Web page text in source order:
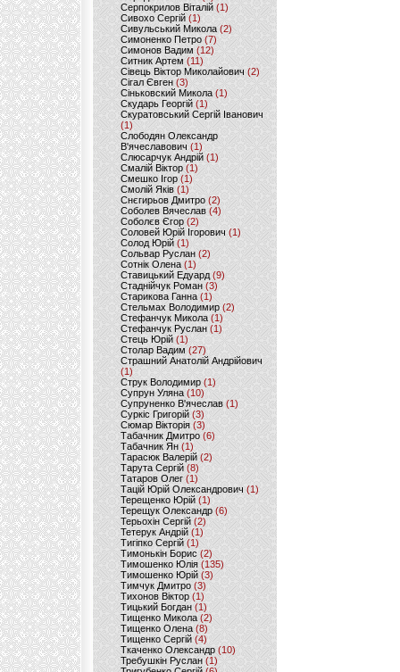
Серпокрилов Віталій(1)
Сивохо Сергій(1)
Сивульський Микола(2)
Симоненко Петро(7)
Симонов Вадим (12)
Ситник Артем(11)
Сівець Віктор Миколайович(2)
Сігал Євген (3)
Сіньковский Микола(1)
Скударь Георгій (1)
Скуратовський Сергій Іванович
(1)
Слободян Олександр
В'ячеславович(1)
Слюсарчук Андрій(1)
Смалій Віктор (1)
Смешко Ігор (1)
Смолій Яків (1)
Снєгирьов Дмитро (2)
Соболев Вячеслав (4)
Соболєв Єгор(2)
Соловей Юрій Ігорович (1)
Солод Юрій (1)
Сольвар Руслан (2)
Сотнік Олена(1)
Ставицький Едуард (9)
Стаднійчук Роман(3)
Старикова Ганна (1)
Стельмах Володимир(2)
Стефанчук Микола (1)
Стефанчук Руслан (1)
Стець Юрій (1)
Столар Вадим(27)
Страшний Анатолій Андрійович
(1)
Струк Володимир (1)
Супрун Уляна (10)
Супруненко В'ячеслав (1)
Суркіс Григорій (3)
Сюмар Вікторія (3)
Табачник Дмитро (6)
Табачник Ян(1)
Тарасюк Валерій (2)
Тарута Сергій (8)
Татаров Олег(1)
Тацій Юрій Олександрович(1)
Терещенко Юрій(1)
Терещук Олександр(6)
Терьохін Сергій (2)
Тетерук Андрій (1)
Тигіпко Сергій(1)
Тимонькін Борис (2)
Тимошенко Юлія (135)
Тимошенко Юрій(3)
Тимчук Дмитро (3)
Тихонов Віктор (1)
Тицький Богдан (1)
Тищенко Микола (2)
Тищенко Олена (8)
Тищенко Сергій (4)
Ткаченко Олександр (10)
Требушкін Руслан (1)